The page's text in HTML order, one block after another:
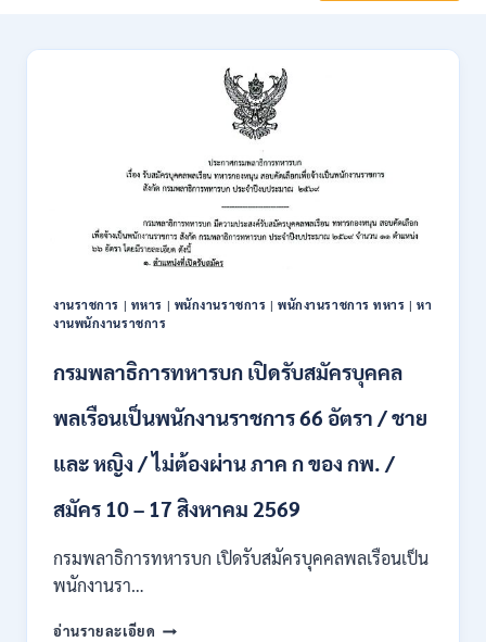
งานราชการ | ทหาร | พนักงานราชการ |พนักงานราชการ ทหาร |หา
งานพนักงานราชการ
กรมพลาธิการทหารบก เปิดรับสมัครบุคคล
พลเรือนเป็นพนักงานราชการ 66 อัตรา / ชาย
และ หญิง / ไม่ต้องผ่าน ภาค ก ของ กพ. /
สมัคร 10 – 17 สิงหาคม 2569
กรมพลาธิการทหารบก เปิดรับสมัครบุคคลพลเรือนเป็น
พนักงานรา…
อ่านรายละเอียด กรม